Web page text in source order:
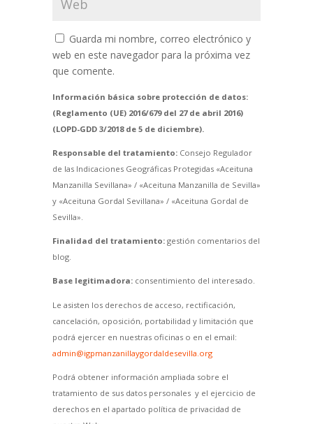
Guarda mi nombre, correo electrónico y
web en este navegador para la próxima vez
que comente.
Información básica sobre protección de datos:
(Reglamento (UE) 2016/679 del 27 de abril 2016)
(LOPD-GDD 3/2018 de 5 de diciembre).
Responsable del tratamiento:Consejo Regulador
de las Indicaciones Geográficas Protegidas «Aceituna
Manzanilla Sevillana» / «Aceituna Manzanilla de Sevilla»
y «Aceituna Gordal Sevillana» / «Aceituna Gordal de
Sevilla».
Finalidad del tratamiento:gestión comentarios del
blog.
Base legitimadora:consentimiento del interesado.
Le asisten los derechos de acceso, rectificación,
cancelación, oposición, portabilidad y limitación que
podrá ejercer en nuestras oficinas o en el email:
admin@igpmanzanillaygordaldesevilla.org
Podrá obtener información ampliada sobre el
tratamiento de sus datos personales y el ejercicio de
derechos en el apartado política de privacidad de